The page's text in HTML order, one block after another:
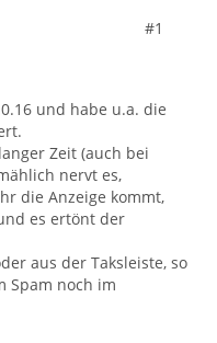
#1
und habe u.a. die
Zeit (auch bei
nervt es,
die Anzeige kommt,
es ertönt der
aus der Taksleiste, so
Spam noch im